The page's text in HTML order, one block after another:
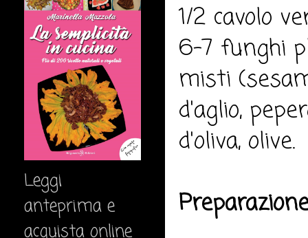
1/2 cavolo
6-7 funghi
misti
d'aglio,
d'oliva, olive.
Leggi
anteprima e
acquista online